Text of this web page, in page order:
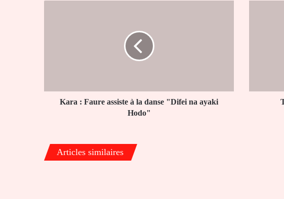
na
Kara : Faure assiste à la danse "Difei na ayaki
Hodo"
ses
Articles similaires